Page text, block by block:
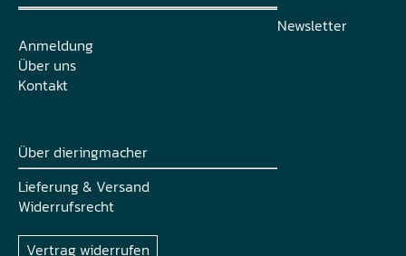
Newsletter
Anmeldung
Über uns
Kontakt
Über dieringmacher
Lieferung & Versand
Widerrufsrecht
Vertrag widerrufen